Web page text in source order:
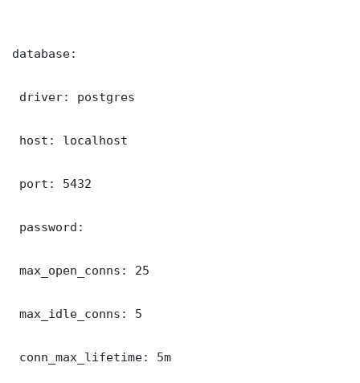
database:
driver: postgres
host: localhost
port: 5432
password:
max_open_conns: 25
max_idle_conns: 5
conn_max_lifetime: 5m